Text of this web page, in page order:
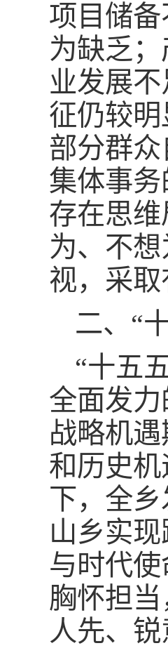
项目储
为缺乏
业发展
征仍较
部分群
集体事
存在思
为、不
视，采
二、“
“十五
全面发
战略机
和历史
下，全
山乡实
与时代
胸怀担
人先、